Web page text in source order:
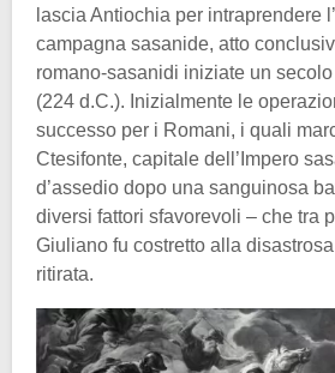
lascia Antiochia per intraprendere
campagna sasanide, atto
romano-sasanidi iniziate un
(224 d.C.). Inizialmente le
successo per i Romani, i quali
Ctesifonte, capitale dell’Impero
d’assedio dopo una sanguinosa
diversi fattori sfavorevoli – che tra
Giuliano fu costretto alla
ritirata.